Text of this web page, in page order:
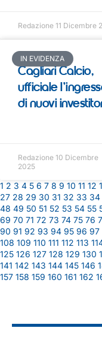
Redazione 11 Dicembre
IN EVIDENZA
Cagliari Calcio,
ufficiale
di nuovi
Redazione 10 Dicembre
2025
1 2 3 4 5 6 7 8 9 10 11 12
27 28 29 30 31 32 33 34
48 49 50 51 52 53 54 55
69 70 71 72 73 74 75 76
90 91 92 93 94 95 96 97
108 109 110 111 112 113
125 126 127 128 129 130
141 142 143 144 145 146
157 158 159 160 161 162